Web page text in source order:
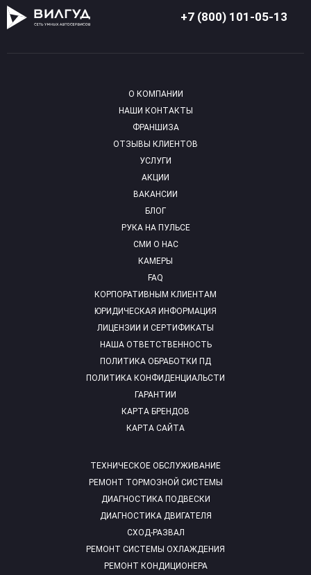
+7 (800) 101-05-13
О КОМПАНИИ
НАШИ КОНТАКТЫ
ФРАНШИЗА
ОТЗЫВЫ КЛИЕНТОВ
УСЛУГИ
АКЦИИ
ВАКАНСИИ
БЛОГ
РУКА НА ПУЛЬСЕ
СМИ О НАС
КАМЕРЫ
FAQ
ТЕХНИЧЕСКОЕ ОБСЛУЖИВАНИЕ
РЕМОНТ ТОРМОЗНОЙ СИСТЕМЫ
ДИАГНОСТИКА ПОДВЕСКИ
ДИАГНОСТИКА ДВИГАТЕЛЯ
СХОД-РАЗВАЛ
РЕМОНТ СИСТЕМЫ ОХЛАЖДЕНИЯ
РЕМОНТ КОНДИЦИОНЕРА
КОРПОРАТИВНЫМ КЛИЕНТАМ
ЮРИДИЧЕСКАЯ ИНФОРМАЦИЯ
ЛИЦЕНЗИИ И СЕРТИФИКАТЫ
НАША ОТВЕТСТВЕННОСТЬ
ПОЛИТИКА ОБРАБОТКИ ПД
ПОЛИТИКА КОНФИДЕНЦИАЛЬСТИ
ГАРАНТИИ
КАРТА БРЕНДОВ
КАРТА САЙТА